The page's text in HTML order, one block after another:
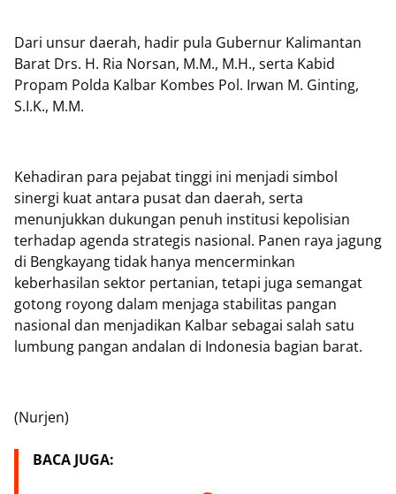
Dari unsur daerah, hadir pula Gubernur Kalimantan
Barat Drs. H. Ria Norsan, M.M., M.H., serta Kabid
Propam Polda Kalbar Kombes Pol. Irwan M. Ginting,
S.I.K., M.M.
Kehadiran para pejabat tinggi ini menjadi simbol
sinergi kuat antara pusat dan daerah, serta
menunjukkan dukungan penuh institusi kepolisian
terhadap agenda strategis nasional. Panen raya jagung
di Bengkayang tidak hanya mencerminkan
keberhasilan sektor pertanian, tetapi juga semangat
gotong royong dalam menjaga stabilitas pangan
nasional dan menjadikan Kalbar sebagai salah satu
lumbung pangan andalan di Indonesia bagian barat.
(Nurjen)
BACA JUGA: